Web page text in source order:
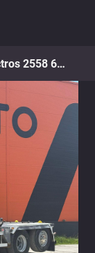
Mercedes-Benz Actros 2558 6x2*4